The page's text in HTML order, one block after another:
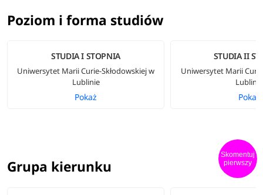
Poziom i forma studiów
STUDIA I STOPNIA
Uniwersytet Marii Curie-Skłodowskiej w
Lublinie
Pokaż
STUDIA II
Uniwersytet Marii
Lublinie
Pokaż
Grupa kierunku
Skomentuj
pierwszy